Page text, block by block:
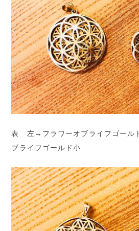
表 左→フラワーオブライフゴール
ブライフゴールド小